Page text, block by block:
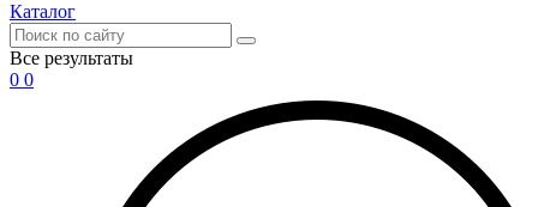
Каталог
Все результаты
0 0